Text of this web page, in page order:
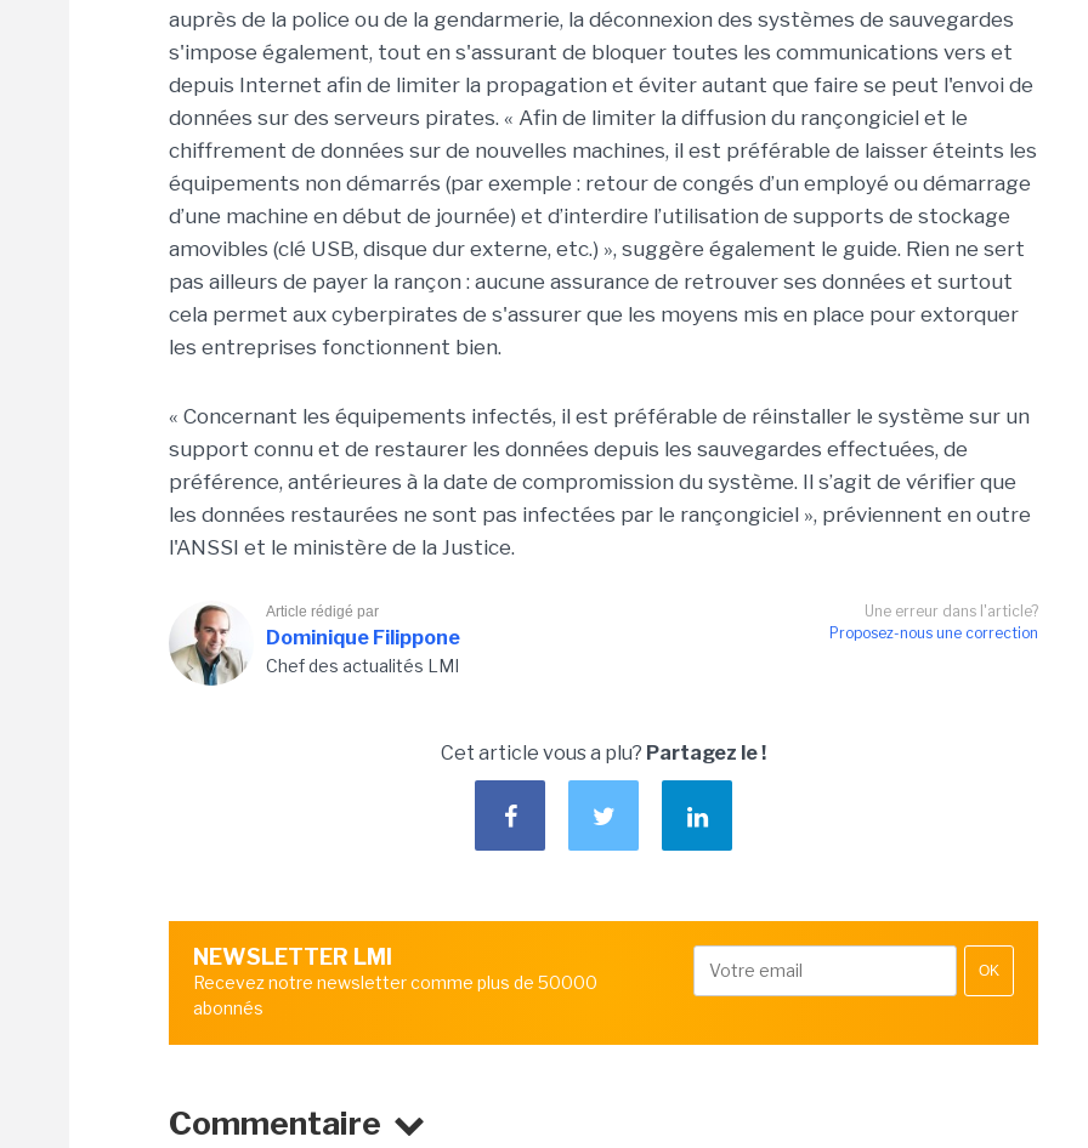
auprès de la police ou de la gendarmerie, la déconnexion des systèmes de sauvegardes
s'impose également, tout en s'assurant de bloquer toutes les communications vers et
depuis Internet afin de limiter la propagation et éviter autant que faire se peut l'envoi de
données sur des serveurs pirates. « Afin de limiter la diffusion du rançongiciel et le
chiffrement de données sur de nouvelles machines, il est préférable de laisser éteints les
équipements non démarrés (par exemple : retour de congés d’un employé ou démarrage
d’une machine en début de journée) et d’interdire l’utilisation de supports de stockage
amovibles (clé USB, disque dur externe, etc.) », suggère également le guide. Rien ne sert
pas ailleurs de payer la rançon : aucune assurance de retrouver ses données et surtout
cela permet aux cyberpirates de s'assurer que les moyens mis en place pour extorquer
les entreprises fonctionnent bien.
« Concernant les équipements infectés, il est préférable de réinstaller le système sur un
support connu et de restaurer les données depuis les sauvegardes effectuées, de
préférence, antérieures à la date de compromission du système. Il s’agit de vérifier que
les données restaurées ne sont pas infectées par le rançongiciel », préviennent en outre
l'ANSSI et le ministère de la Justice.
Une erreur dans l'article?
Proposez-nous une correction
Article rédigé par
Dominique Filippone
Chef des actualités LMI
Cet article vous a plu? Partagez le !
NEWSLETTER LMI
Recevez notre newsletter comme plus de 50000
abonnés
OK
Commentaire